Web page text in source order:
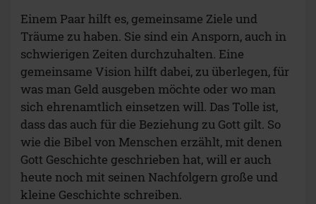
Einem Paar hilft es, gemeinsame Ziele und
Träume zu haben. Sie sind ein Ansporn, auch in
schwierigen Zeiten durchzuhalten. Eine
gemeinsame Vision hilft dabei, zu überlegen, für
was man Geld ausgeben möchte oder wo man
sich ehrenamtlich einsetzen will. Das Tolle ist,
dass das auch für die Beziehung zu Gott gilt. So
wie die Bibel von Menschen erzählt, mit denen
Gott Geschichte geschrieben hat, will er auch
heute noch mit seinen Nachfolgern große und
kleine Geschichte schreiben.